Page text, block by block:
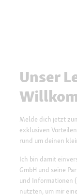
Unser
Melde dich jetzt
exklusiven
rund um deinen
Ich bin damit
GmbH und seine
und Informationen
nutzten, um mir